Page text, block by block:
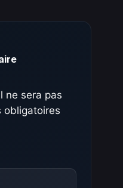
ne sera pas
obligatoires